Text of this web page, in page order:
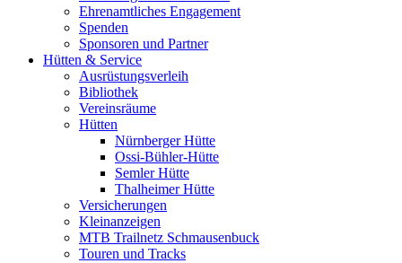
Ehrenamtliches Engagement
Spenden
Sponsoren und Partner
Hütten & Service
Ausrüstungsverleih
Bibliothek
Vereinsräume
Hütten
Nürnberger Hütte
Ossi-Bühler-Hütte
Semler Hütte
Thalheimer Hütte
Versicherungen
Kleinanzeigen
MTB Trailnetz Schmausenbuck
Touren und Tracks